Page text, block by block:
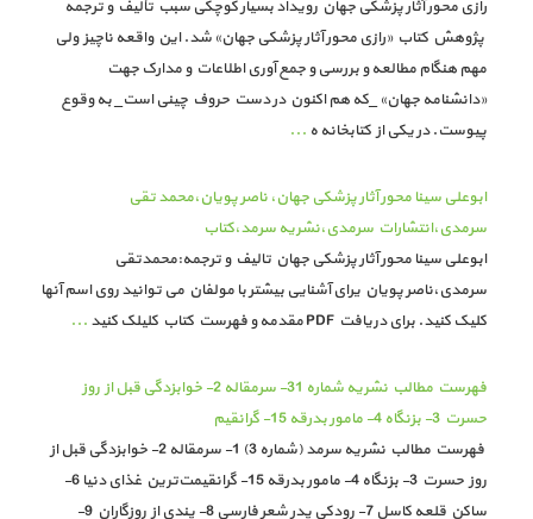
رازی محور آثار پزشکی جهان رویداد بسیار کوچکی سبب تألیف و ترجمه
پژوهش کتاب «رازی محور آثار پزشکی جهان» شد. این واقعه ناچیز ولی
مهم هنگام مطالعه و بررسی و جمع آوری اطلاعات و مدارک جهت
«دانشنامه جهان» _که هم اکنون در دست حروف چینی است_ به وقوع
پیوست. در یکی از کتابخانه ه ...
ابوعلی سینا محور آثار پزشکی جهان، ناصر پویان،محمد تقی
سرمدی،انتشارات سرمدی،نشریه سرمد،کتاب
ابوعلی سینا محور آثار پزشکی جهان تالیف و ترجمه:محمدتقی
سرمدی،ناصر پویان یرای آشنایی بیشتر با مولفان می توانید روی اسم آنها
کلیک کنید. برای دریافت PDF مقدمه و فهرست کتاب کلیلک کنید
...
فهرست مطالب نشریه شماره 31- سرمقاله 2- خوابزدگی قبل از روز
حسرت 3- بزنگاه 4- مامور بدرقه 15- گرانقیم
فهرست مطالب نشریه سرمد (شماره 3) 1- سرمقاله 2- خوابزدگی قبل از
روز حسرت 3- بزنگاه 4- مامور بدرقه 15- گرانقیمت‌ترین غذای دنیا 6-
ساکن قلعه کاسل 7- رودکی پدر شعر فارسی 8- پندی از روزگاران 9-